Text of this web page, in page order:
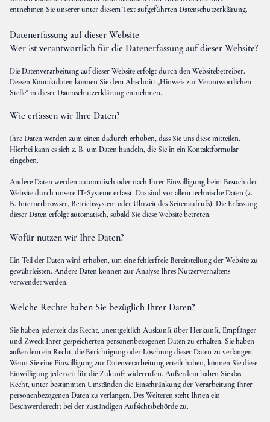
entnehmen Sie unserer unter diesem Text aufgeführten Datenschutzerklärung.
Datenerfassung auf dieser Website
Wer ist verantwortlich für die Datenerfassung auf dieser Website?
Die Datenverarbeitung auf dieser Website erfolgt durch den Websitebetreiber.
Dessen Kontaktdaten können Sie dem Abschnitt „Hinweis zur Verantwortlichen
Stelle" in dieser Datenschutzerklärung entnehmen.
Wie erfassen wir Ihre Daten?
Ihre Daten werden zum einen dadurch erhoben, dass Sie uns diese mitteilen.
Hierbei kann es sich z. B. um Daten handeln, die Sie in ein Kontaktformular
eingeben.
Andere Daten werden automatisch oder nach Ihrer Einwilligung beim Besuch der
Website durch unsere IT-Systeme erfasst. Das sind vor allem technische Daten (z.
B. Internetbrowser, Betriebssystem oder Uhrzeit des Seitenaufrufs). Die Erfassung
dieser Daten erfolgt automatisch, sobald Sie diese Website betreten.
Wofür nutzen wir Ihre Daten?
Ein Teil der Daten wird erhoben, um eine fehlerfreie Bereitstellung der Website zu
gewährleisten. Andere Daten können zur Analyse Ihres Nutzerverhaltens
verwendet werden.
Welche Rechte haben Sie bezüglich Ihrer Daten?
Sie haben jederzeit das Recht, unentgeltlich Auskunft über Herkunft, Empfänger
und Zweck Ihrer gespeicherten personenbezogenen Daten zu erhalten. Sie haben
außerdem ein Recht, die Berichtigung oder Löschung dieser Daten zu verlangen.
Wenn Sie eine Einwilligung zur Datenverarbeitung erteilt haben, können Sie diese
Einwilligung jederzeit für die Zukunft widerrufen. Außerdem haben Sie das
Recht, unter bestimmten Umständen die Einschränkung der Verarbeitung Ihrer
personenbezogenen Daten zu verlangen. Des Weiteren steht Ihnen ein
Beschwerderecht bei der zuständigen Aufsichtsbehörde zu.